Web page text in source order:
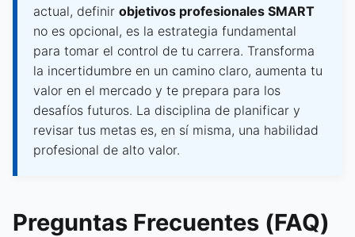
actual, definir objetivos profesionales SMART
no es opcional, es la estrategia fundamental
para tomar el control de tu carrera. Transforma
la incertidumbre en un camino claro, aumenta tu
valor en el mercado y te prepara para los
desafíos futuros. La disciplina de planificar y
revisar tus metas es, en sí misma, una habilidad
profesional de alto valor.
Preguntas Frecuentes (FAQ)